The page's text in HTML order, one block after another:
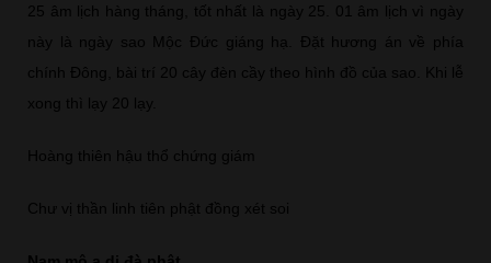
25 âm lịch hàng tháng, tốt nhất là ngày 25. 01 âm lịch vì ngày
này là ngày sao Mộc Đức giáng hạ. Đặt hương án về phía
chính Đông, bài trí 20 cây đèn cầy theo hình đồ của sao. Khi lễ
xong thì lạy 20 lạy.
Hoàng thiên hậu thổ chứng giám
Chư vị thần linh tiên phật đồng xét soi